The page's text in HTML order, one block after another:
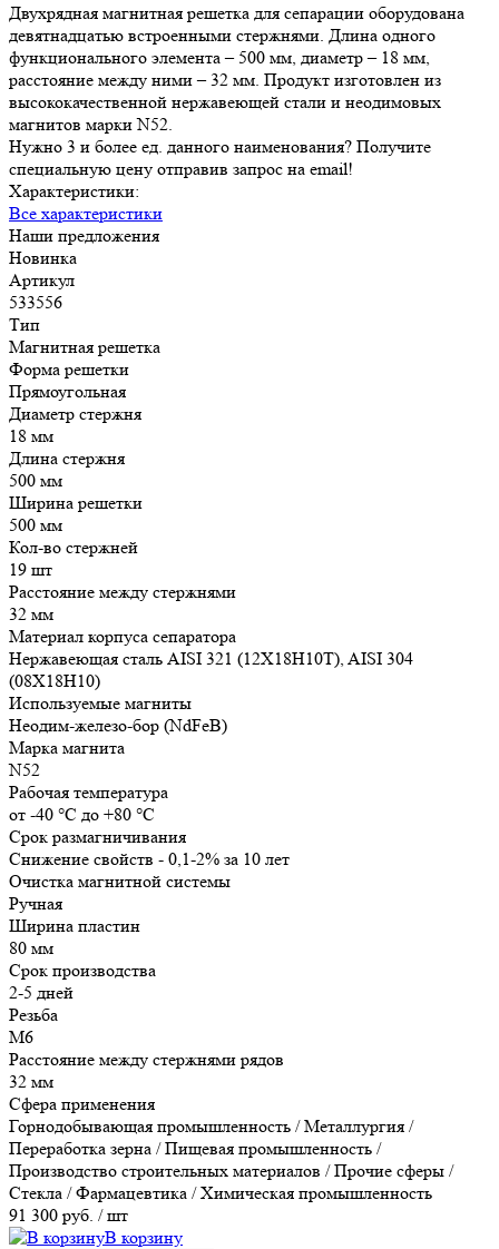
Двухрядная магнитная решетка для сепарации оборудована
девятнадцатью встроенными стержнями. Длина одного
функционального элемента – 500 мм, диаметр – 18 мм,
расстояние между ними – 32 мм. Продукт изготовлен из
высококачественной нержавеющей стали и неодимовых
магнитов марки N52.
Нужно 3 и более ед. данного наименования? Получите
специальную цену отправив запрос на email!
Характеристики:
Все характеристики
Наши предложения
Новинка
Артикул
533556
Тип
Магнитная решетка
Форма решетки
Прямоугольная
Диаметр стержня
18 мм
Длина стержня
500 мм
Ширина решетки
500 мм
Кол-во стержней
19 шт
Расстояние между стержнями
32 мм
Материал корпуса сепаратора
Нержавеющая сталь AISI 321 (12Х18Н10Т), AISI 304
(08Х18Н10)
Используемые магниты
Неодим-железо-бор (NdFeB)
Марка магнита
N52
Рабочая температура
от -40 °С до +80 °С
Срок размагничивания
Снижение свойств - 0,1-2% за 10 лет
Очистка магнитной системы
Ручная
Ширина пластин
80 мм
Срок производства
2-5 дней
Резьба
М6
Расстояние между стержнями рядов
32 мм
Сфера применения
Горнодобывающая промышленность / Металлургия /
Переработка зерна / Пищевая промышленность /
Производство строительных материалов / Прочие сферы /
Стекла / Фармацевтика / Химическая промышленность
91 300 руб. / шт
В корзину